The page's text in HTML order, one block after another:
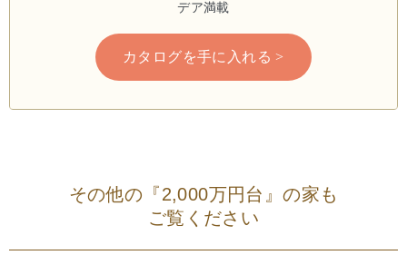
デア満載
カタログを手に入れる >
その他の『2,000万円台』の家も
ご覧ください